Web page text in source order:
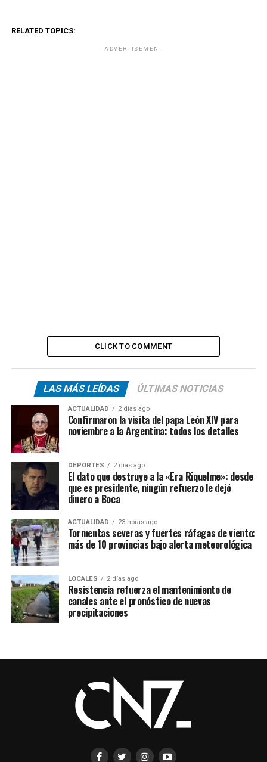
RELATED TOPICS:
ADVERTISEMENT
CLICK TO COMMENT
LAS MÁS LEÍDAS ÚLTIMAS NOTICIAS
ACTUALIDAD 2 días ago
Confirmaron la visita del papa León XIV para
noviembre a la Argentina: todos los detalles
DEPORTES 2 días ago
El dato que destruye a la «Era Riquelme»: desde
que es presidente, ningún refuerzo le dejó
dinero a Boca
ACTUALIDAD 23 horas ago
Tormentas severas y fuertes ráfagas de viento:
más de 10 provincias bajo alerta meteorológica
LOCALES 2 días ago
Resistencia refuerza el mantenimiento de
canales ante el pronóstico de nuevas
precipitaciones